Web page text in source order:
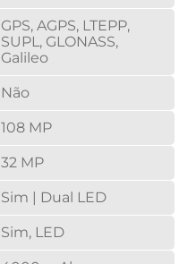
GPS, AGPS, LTEPP,
SUPL, GLONASS,
Galileo
Não
108 MP
32 MP
Sim | Dual LED
Sim, LED